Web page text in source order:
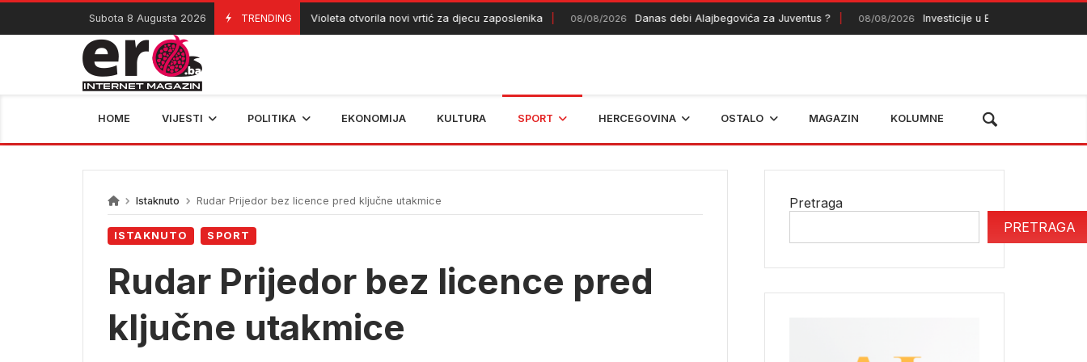
Skip
content
Subota 8 Augusta 2026 TRENDING
08/08/2026 Violeta otvorila novi vrtić za djecu zaposlenika 08/08/2026 Danas debi Alajbegovića za Juventus ? 08/08/2026 Investicije u BiH premašile 9,4
HOME VIJESTI POLITIKA EKONOMIJA KULTURA SPORT HERCEGOVINA OSTALO MAGAZIN KOLUMNE
Istaknuto Rudar Prijedor bez licence pred ključne utakmice
ISTAKNUTO SPORT
Rudar Prijedor bez licence pred
ključne utakmice
Pretraga
PRETRAGA